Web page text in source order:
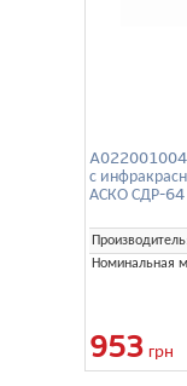
с
АСКО СДР-
Номинальная
953 грн